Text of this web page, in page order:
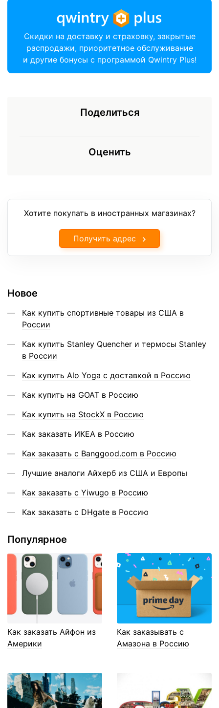
Скидки на доставку и страховку, закрытые
распродажи, приоритетное обслуживание
и другие бонусы с программой Qwintry Plus!
Поделиться
Оценить
Хотите покупать в иностранных магазинах?
Получить адрес
Новое
Как купить спортивные товары из США в
России
Как купить Stanley Quencher и термосы Stanley
в России
Как купить Alo Yoga с доставкой в Россию
Как купить на GOAT в Россию
Как купить на StockX в Россию
Как заказать ИКЕА в Россию
Как заказать с Banggood.com в Россию
Лучшие аналоги Айхерб из США и Европы
Как заказать с Yiwugo в Россию
Как заказать с DHgate в Россию
Популярное
Как заказать Айфон из
Америки
Как заказывать с
Амазона в Россию